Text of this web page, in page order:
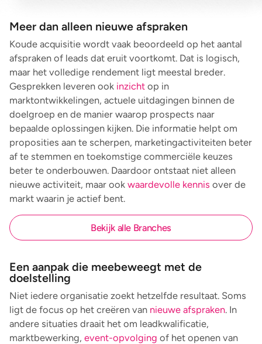
Meer dan alleen nieuwe afspraken
Koude acquisitie wordt vaak beoordeeld op het aantal
afspraken of leads dat eruit voortkomt. Dat is logisch,
maar het volledige rendement ligt meestal breder.
Gesprekken leveren ook inzicht op in
marktontwikkelingen, actuele uitdagingen binnen de
doelgroep en de manier waarop prospects naar
bepaalde oplossingen kijken. Die informatie helpt om
proposities aan te scherpen, marketingactiviteiten beter
af te stemmen en toekomstige commerciële keuzes
beter te onderbouwen. Daardoor ontstaat niet alleen
nieuwe activiteit, maar ook waardevolle kennis over de
markt waarin je actief bent.
Bekijk alle Branches
Een aanpak die meebeweegt met de
doelstelling
Niet iedere organisatie zoekt hetzelfde resultaat. Soms
ligt de focus op het creëren van nieuwe afspraken. In
andere situaties draait het om leadkwalificatie,
marktbewerking, event-opvolging of het openen van